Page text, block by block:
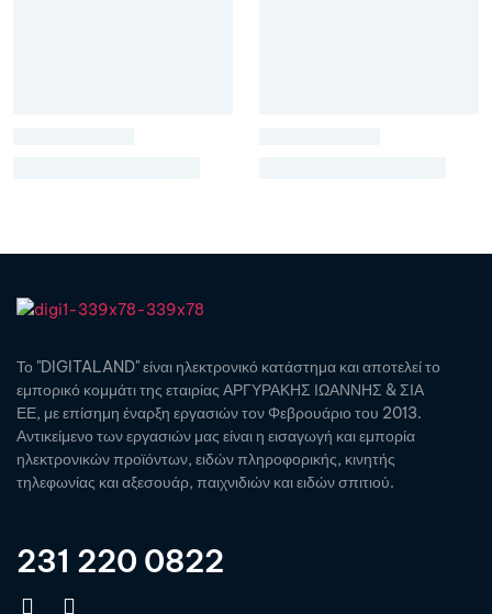
Το "DIGITALAND" είναι ηλεκτρονικό κατάστημα και αποτελεί το
εμπορικό κομμάτι της εταιρίας ΑΡΓΥΡΑΚΗΣ ΙΩΑΝΝΗΣ & ΣΙΑ
ΕΕ, με επίσημη έναρξη εργασιών τον Φεβρουάριο του 2013.
Αντικείμενο των εργασιών μας είναι η εισαγωγή και εμπορία
ηλεκτρονικών προϊόντων, ειδών πληροφορικής, κινητής
τηλεφωνίας και αξεσουάρ, παιχνιδιών και ειδών σπιτιού.
231 220 0822